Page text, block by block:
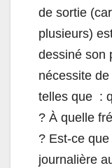
de sortie
plusieurs)
dessiné son
nécessite
telles que :
? À quelle
? Est-ce
journalière